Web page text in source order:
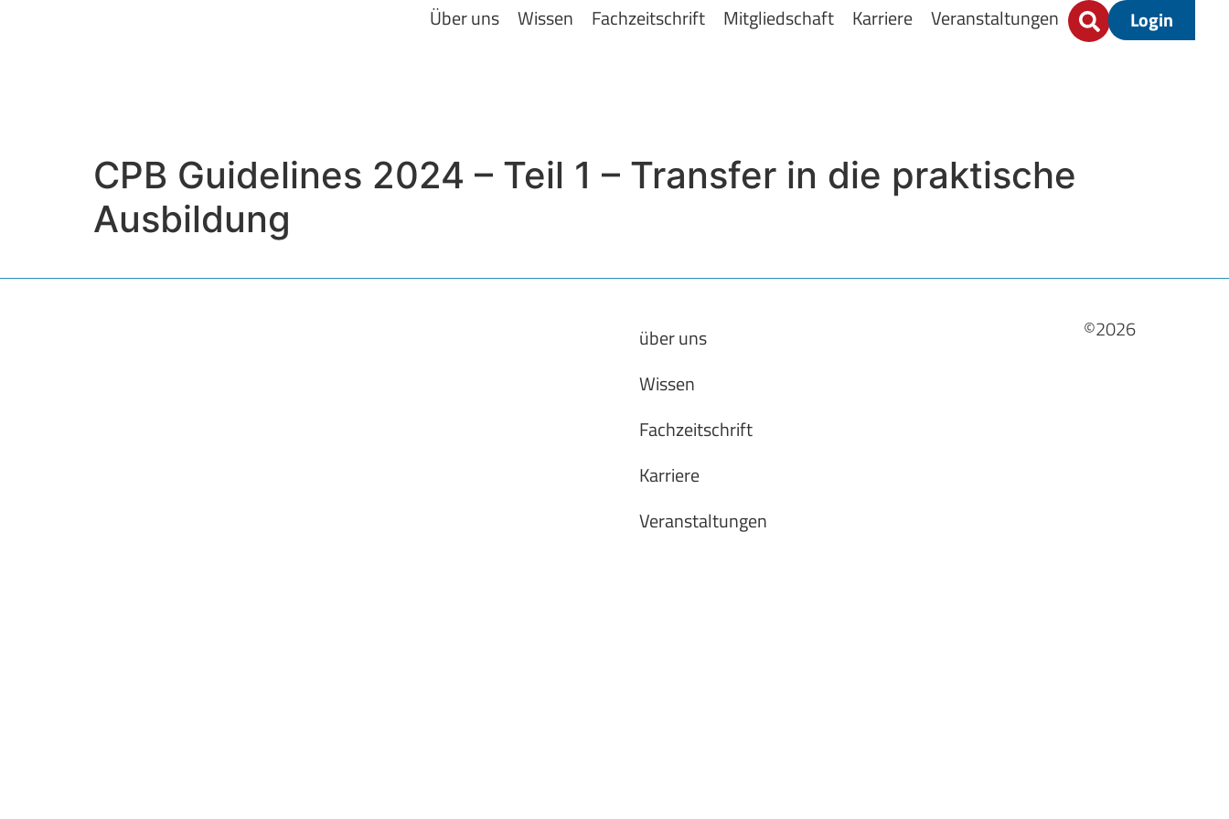
Über uns Wissen Fachzeitschrift Mitgliedschaft Karriere Veranstaltungen Login
CPB Guidelines 2024 – Teil 1 – Transfer in die praktische
Ausbildung
über uns
Wissen
Fachzeitschrift
Karriere
Veranstaltungen
©2026